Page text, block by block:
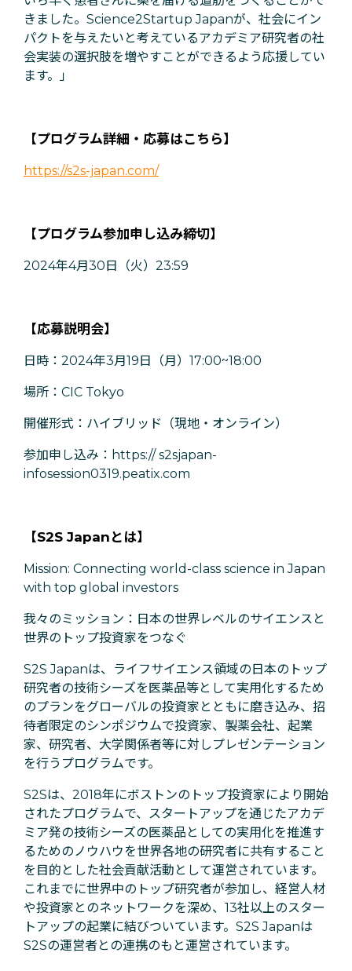
きました。Science2Startup Japanが、社会にイン
パクトを与えたいと考えているアカデミア研究者の社
会実装の選択肢を増やすことができるよう応援してい
ます。」
【プログラム詳細・応募はこちら】
https://s2s-japan.com/
【プログラム参加申し込み締切】
2024年4月30日（火）23:59
【応募説明会】
日時：2024年3月19日（月）17:00~18:00
場所：CIC Tokyo
開催形式：ハイブリッド（現地・オンライン）
参加申し込み：https:// s2sjapan-
infosession0319.peatix.com
【S2S Japanとは】
Mission: Connecting world-class science in Japan
with top global investors
我々のミッション：日本の世界レベルのサイエンスと
世界のトップ投資家をつなぐ
S2S Japanは、ライフサイエンス領域の日本のトップ
研究者の技術シーズを医薬品等として実用化するため
のプランをグローバルの投資家とともに磨き込み、招
待者限定のシンポジウムで投資家、製薬会社、起業
家、研究者、大学関係者等に対しプレゼンテーション
を行うプログラムです。
S2Sは、2018年にボストンのトップ投資家により開始
されたプログラムで、スタートアップを通じたアカデ
ミア発の技術シーズの医薬品としての実用化を推進す
るためのノウハウを世界各地の研究者に共有すること
を目的とした社会貢献活動として運営されています。
これまでに世界中のトップ研究者が参加し、経営人材
や投資家とのネットワークを深め、13社以上のスター
トアップの起業に結びついています。S2S Japanは
S2Sの運営者との連携のもと運営されています。